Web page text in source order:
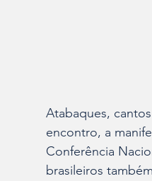
Atabaques,
encontro, a
Conferência
brasileiros